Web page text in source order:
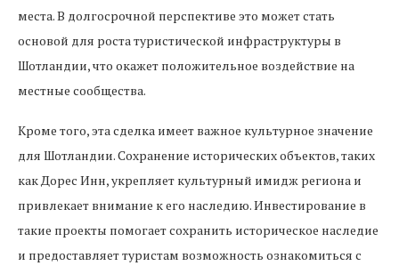
места. В долгосрочной перспективе это может стать
основой для роста туристической инфраструктуры в
Шотландии, что окажет положительное воздействие на
местные сообщества.
Кроме того, эта сделка имеет важное культурное значение
для Шотландии. Сохранение исторических объектов, таких
как Дорес Инн, укрепляет культурный имидж региона и
привлекает внимание к его наследию. Инвестирование в
такие проекты помогает сохранить историческое наследие
и предоставляет туристам возможность ознакомиться с